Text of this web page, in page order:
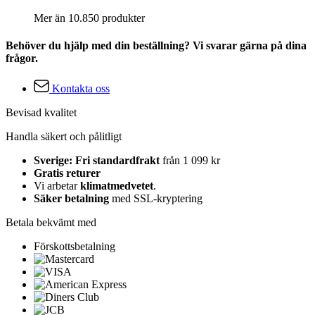
Mer än 10.850 produkter
Behöver du hjälp med din beställning? Vi svarar gärna på dina
frågor.
Kontakta oss
Bevisad kvalitet
Handla säkert och pålitligt
Sverige: Fri standardfrakt från 1 099 kr
Gratis returer
Vi arbetarklimatmedvetet.
Säker betalning med SSL-kryptering
Betala bekvämt med
Förskottsbetalning